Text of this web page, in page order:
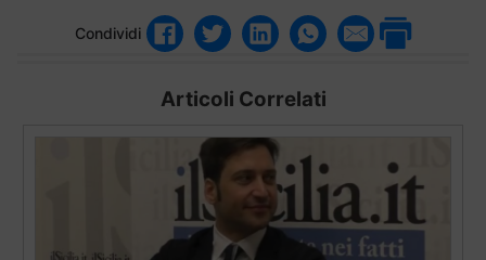
Condividi
Articoli Correlati